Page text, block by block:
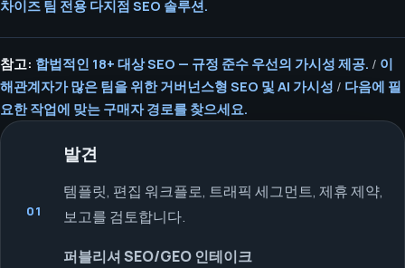
차이즈 팀 전용 다지점 SEO 솔루션.
참고: 합법적인 18+ 대상 SEO — 규정 준수 우선의 가시성 제공. / 이
해관계자가 많은 팀을 위한 거버넌스형 SEO 및 AI 가시성 / 다음에 필
요한 작업에 맞는 구매자 경로를 찾으세요.
01
발견
템플릿, 편집 워크플로, 트래픽 세그먼트, 제휴 제약,
보고를 검토합니다.
퍼블리셔 SEO/GEO 인테이크